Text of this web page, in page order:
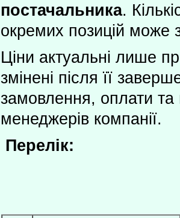
постачальника.
окремих позицій може
Ціни актуальні лише
змінені після її
замовлення, оплати та
менеджерів компанії.
Перелік: